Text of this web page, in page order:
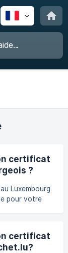
certificat
?
Luxembourg
pour votre
certificat